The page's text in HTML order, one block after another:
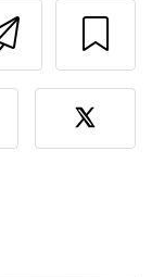
Send
denne